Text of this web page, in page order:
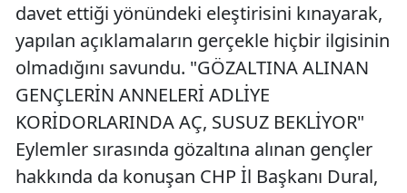
davet ettiği yönündeki eleştirisini kınayarak,
yapılan açıklamaların gerçekle hiçbir ilgisinin
olmadığını savundu. "GÖZALTINA ALINAN
GENÇLERİN ANNELERİ ADLİYE
KORİDORLARINDA AÇ, SUSUZ BEKLİYOR"
Eylemler sırasında gözaltına alınan gençler
hakkında da konuşan CHP İl Başkanı Dural,